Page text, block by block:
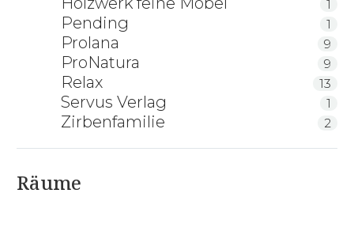
1
Pending 1
Prolana 9
ProNatura 9
Relax 13
Servus Verlag 1
Zirbenfamilie 2
Räume